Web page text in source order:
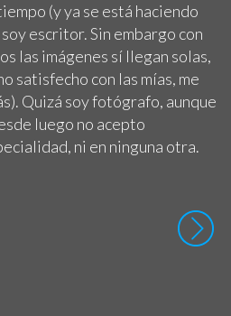
(y ya se está haciendo
escritor. Sin embargo con
las imágenes sí llegan solas,
satisfecho con las mías, me
Quizá soy fotógrafo, aunque
luego no acepto
ni en ninguna otra.